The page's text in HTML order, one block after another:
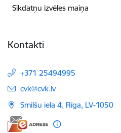
Sīkdatņu izvēles maiņa
Kontakti
+371 25494995
E-pasts:
cvk@cvk.lv
Smilšu iela 4, Rīga, LV-1050